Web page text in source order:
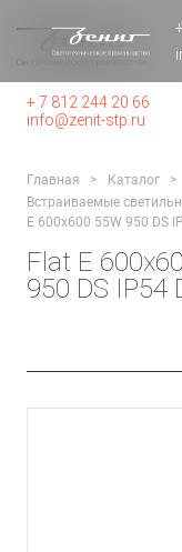
+ 7 812 244 20 66
info@zenit-stp.ru
Главная
Каталог
Встраиваемые
E 600x600 55W 950 DS
Flat E
950 DS IP54